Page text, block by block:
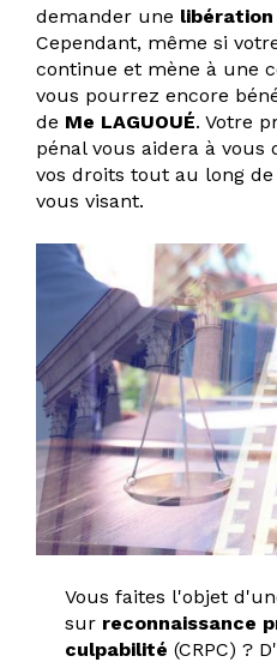
demander une
Cependant, même si
continue et mène à une
vous pourrez encore
de Me LAGUOUÉ. Votre
pénal vous aidera à
vos droits tout au long
vous visant.
Vous faites l'objet
sur reconnaissance
culpabilité (CRPC) ?